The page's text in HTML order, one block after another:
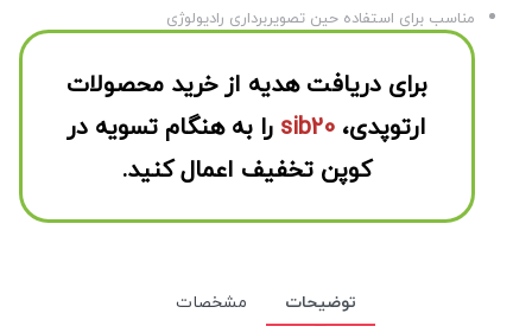
مناسب برای استفاده حین تصویربرداری رادیولوژی
برای دریافت هدیه از خرید محصولات
ارتوپدی، sib20 را به هنگام تسویه در
کوپن تخفیف اعمال کنید.
توضیحات
مشخصات